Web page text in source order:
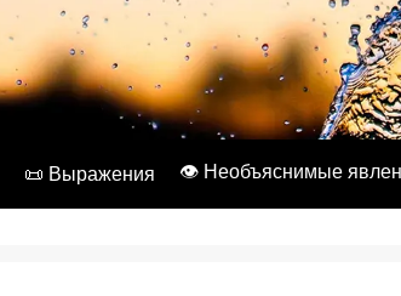
📜 Выражения 👁️ Необъяснимые